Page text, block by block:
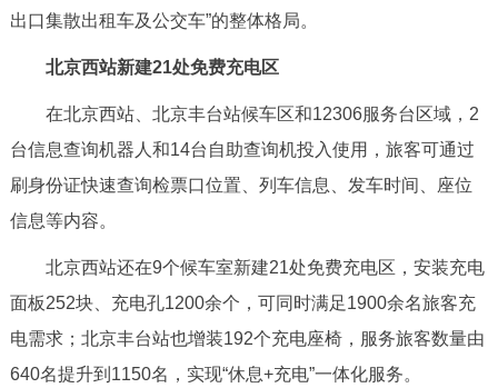
绿色北京 图说北京 视频北京
多语种
ENGLISH
ESPAÑOL العربية PORTUGUÊS
出口集散出租车及公交车”的整体格局。
北京西站新建21处免费充电区
在北京西站、北京丰台站候车区和12306服务台区域，2
台信息查询机器人和14台自助查询机投入使用，旅客可通过
刷身份证快速查询检票口位置、列车信息、发车时间、座位
信息等内容。
北京西站还在9个候车室新建21处免费充电区，安装充电
面板252块、充电孔1200余个，可同时满足1900余名旅客充
电需求；北京丰台站也增装192个充电座椅，服务旅客数量由
640名提升到1150名，实现“休息+充电”一体化服务。